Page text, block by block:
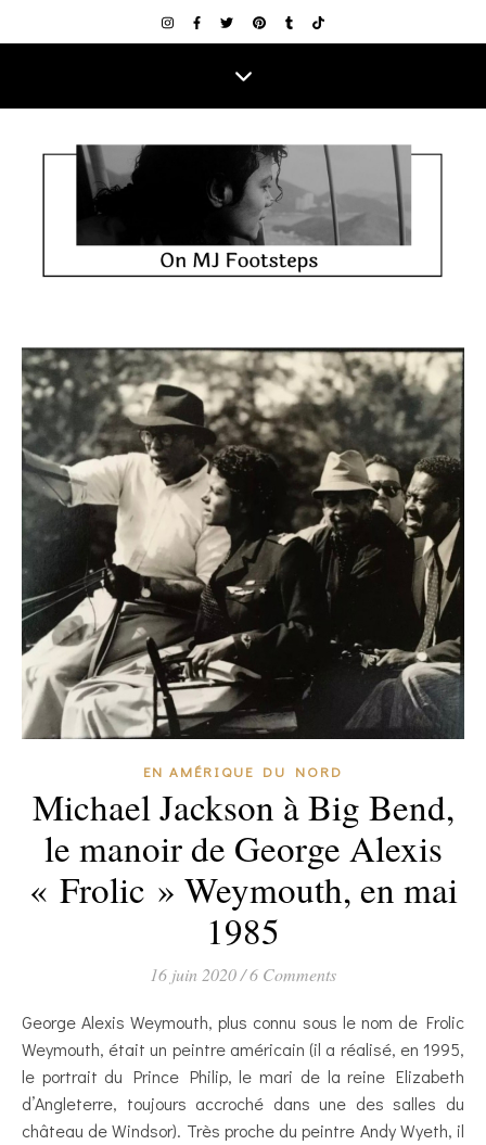
EN AMÉRIQUE DU NORD
Michael Jackson à Big Bend,
le manoir de George Alexis
« Frolic » Weymouth, en mai
1985
16 juin 2020/6 Comments
George Alexis Weymouth, plus connu sous le nom de Frolic
Weymouth, était un peintre américain (il a réalisé, en 1995,
le portrait du Prince Philip, le mari de la reine Elizabeth
d’Angleterre, toujours accroché dans une des salles du
château de Windsor). Très proche du peintre Andy Wyeth, il